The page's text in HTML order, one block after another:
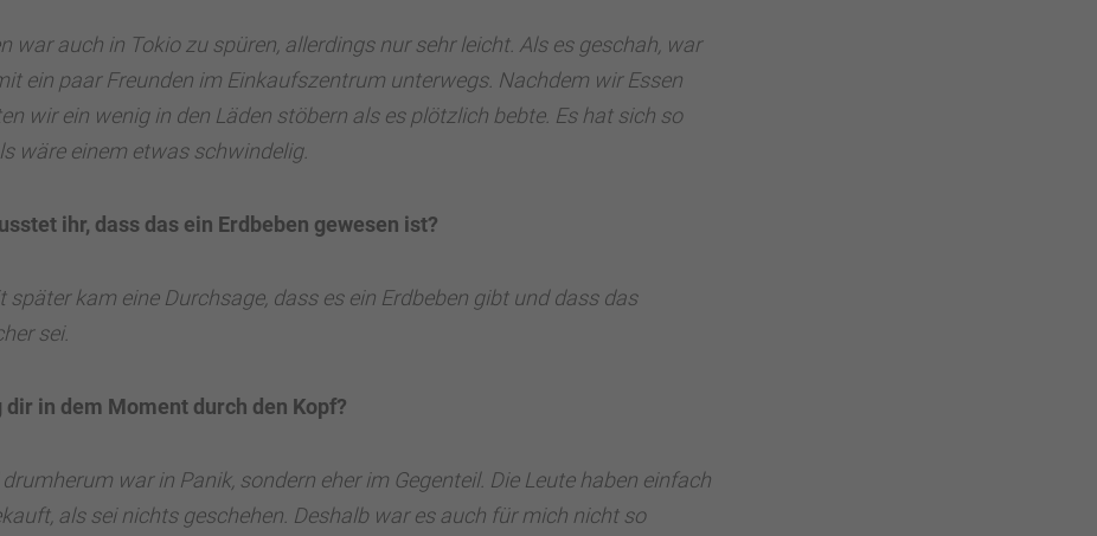
war auch in Tokio zu spüren, allerdings nur sehr leicht. Als es geschah, war
ein paar Freunden im Einkaufszentrum unterwegs. Nachdem wir Essen
wir ein wenig in den Läden stöbern als es plötzlich bebte. Es hat sich so
wäre einem etwas schwindelig.
ihr, dass das ein Erdbeben gewesen ist?
später kam eine Durchsage, dass es ein Erdbeben gibt und dass das
sei.
dir in dem Moment durch den Kopf?
drumherum war in Panik, sondern eher im Gegenteil. Die Leute haben einfach
als sei nichts geschehen. Deshalb war es auch für mich nicht so